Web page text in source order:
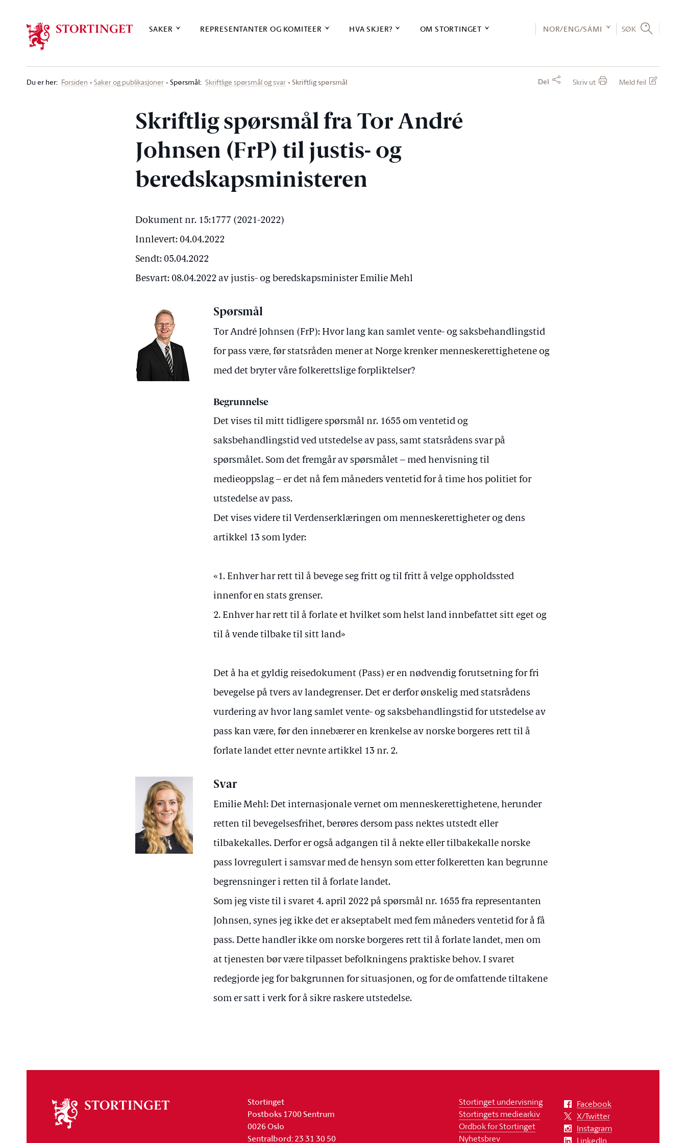
SAKER REPRESENTANTER OG KOMITEER HVA SKJER? OM STORTINGET NOR/ENG/SÁMI SØK
Du er her: Forsiden Saker og publikasjoner Spørsmål: Skriftlige spørsmål og svar Skriftlig spørsmål Del Skriv ut Meld feil
Skriftlig spørsmål fra Tor André
Johnsen (FrP) til justis- og
beredskapsministeren
Dokument nr. 15:1777 (2021-2022)
Innlevert: 04.04.2022
Sendt: 05.04.2022
Besvart: 08.04.2022 av justis- og beredskapsminister Emilie Mehl
Spørsmål
Tor André Johnsen (FrP): Hvor lang kan samlet vente- og saksbehandlingstid
for pass være, før statsråden mener at Norge krenker menneskerettighetene og
med det bryter våre folkerettslige forpliktelser?
Begrunnelse
Det vises til mitt tidligere spørsmål nr. 1655 om ventetid og
saksbehandlingstid ved utstedelse av pass, samt statsrådens svar på
spørsmålet. Som det fremgår av spørsmålet – med henvisning til
medieoppslag – er det nå fem måneders ventetid for å time hos politiet for
utstedelse av pass.
Det vises videre til Verdenserklæringen om menneskerettigheter og dens
artikkel 13 som lyder:
«1. Enhver har rett til å bevege seg fritt og til fritt å velge oppholdssted
innenfor en stats grenser.
2. Enhver har rett til å forlate et hvilket som helst land innbefattet sitt eget og
til å vende tilbake til sitt land»
Det å ha et gyldig reisedokument (Pass) er en nødvendig forutsetning for fri
bevegelse på tvers av landegrenser. Det er derfor ønskelig med statsrådens
vurdering av hvor lang samlet vente- og saksbehandlingstid for utstedelse av
pass kan være, før den innebærer en krenkelse av norske borgeres rett til å
forlate landet etter nevnte artikkel 13 nr. 2.
Svar
Emilie Mehl: Det internasjonale vernet om menneskerettighetene, herunder
retten til bevegelsesfrihet, berøres dersom pass nektes utstedt eller
tilbakekalles. Derfor er også adgangen til å nekte eller tilbakekalle norske
pass lovregulert i samsvar med de hensyn som etter folkeretten kan begrunne
begrensninger i retten til å forlate landet.
Som jeg viste til i svaret 4. april 2022 på spørsmål nr. 1655 fra representanten
Johnsen, synes jeg ikke det er akseptabelt med fem måneders ventetid for å få
pass. Dette handler ikke om norske borgeres rett til å forlate landet, men om
at tjenesten bør være tilpasset befolkningens praktiske behov. I svaret
redegjorde jeg for bakgrunnen for situasjonen, og for de omfattende tiltakene
som er satt i verk for å sikre raskere utstedelse.
stortinget
Stortinget
Postboks 1700 Sentrum
0026 Oslo
Sentralbord: 23 31 30 50
Stortinget undervisning
Stortingets mediearkiv
Ordbok for Stortinget
Nyhetsbrev
Facebook
X/Twitter
Instagram
LinkedIn